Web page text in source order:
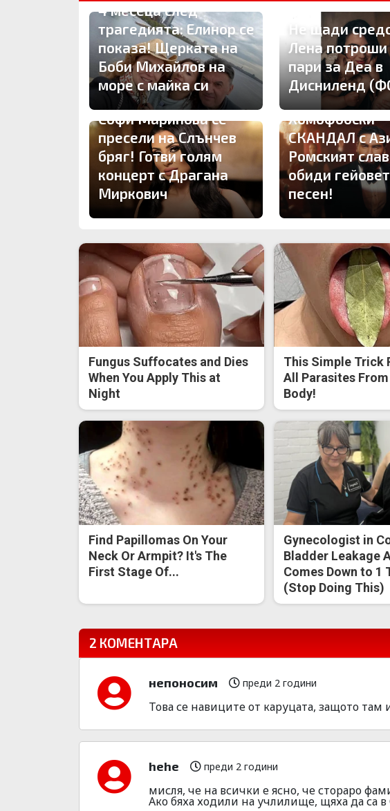
4 месеца след
трагедията: Елинор се
показа! Щерката на
Боби Михайлов на
море с майка си
Не щади
Лена потроши
пари за Деа в
Дисниленд
Софи Маринова се
пресели на Слънчев
бряг! Готви голям
концерт с Драгана
Миркович
Хомофобски
СКАНДАЛ с
Ромският
обиди
песен!
Fungus Suffocates and Dies
When You Apply This at
Night
This Simple Trick
All Parasites
Body!
Find Papillomas On Your
Neck Or Armpit? It's The
First Stage Of...
Gynecologist in
Bladder Leakage
Comes Down to 1
(Stop Doing This)
2 КОМЕНТАРА
непоносим преди 2 години
Това се навиците от каруцата, защото там
hehe преди 2 години
мисля, че на всички е ясно, че стораро
Ако бяха ходили на учлилище, щяха да са в